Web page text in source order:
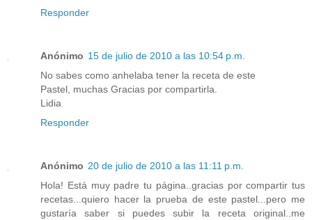
Responder
Anónimo 15 de julio de 2010 a las 10:54 p.m.
No sabes como anhelaba tener la receta de este
Pastel, muchas Gracias por compartirla.
Lidia
Responder
Anónimo 20 de julio de 2010 a las 11:11 p.m.
Hola! Está muy padre tu página..gracias por compartir tus
recetas...quiero hacer la prueba de este pastel...pero me
gustaría saber si puedes subir la receta original..me